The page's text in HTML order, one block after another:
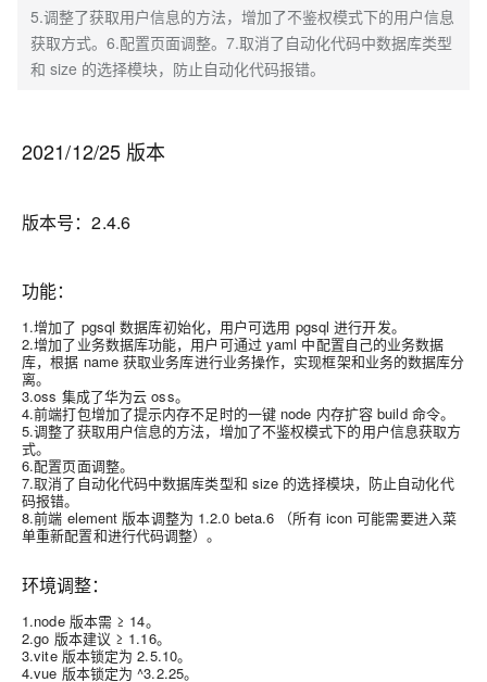
5.调整了获取用户信息的方法，增加了不鉴权模式下的用户信息
获取方式。6.配置页面调整。7.取消了自动化代码中数据库类型
和 size 的选择模块，防止自动化代码报错。
2021/12/25 版本
版本号：2.4.6
功能：
1.增加了 pgsql 数据库初始化，用户可选用 pgsql 进行开发。
2.增加了业务数据库功能，用户可通过 yaml 中配置自己的业务数据
库，根据 name 获取业务库进行业务操作，实现框架和业务的数据库分
离。
3.oss 集成了华为云 oss。
4.前端打包增加了提示内存不足时的一键 node 内存扩容 build 命令。
5.调整了获取用户信息的方法，增加了不鉴权模式下的用户信息获取方
式。
6.配置页面调整。
7.取消了自动化代码中数据库类型和 size 的选择模块，防止自动化代
码报错。
8.前端 element 版本调整为 1.2.0 beta.6 （所有 icon 可能需要进入菜
单重新配置和进行代码调整）。
环境调整：
1.node 版本需 ≥ 14。
2.go 版本建议 ≥ 1.16。
3.vite 版本锁定为 2.5.10。
4.vue 版本锁定为 ^3.2.25。